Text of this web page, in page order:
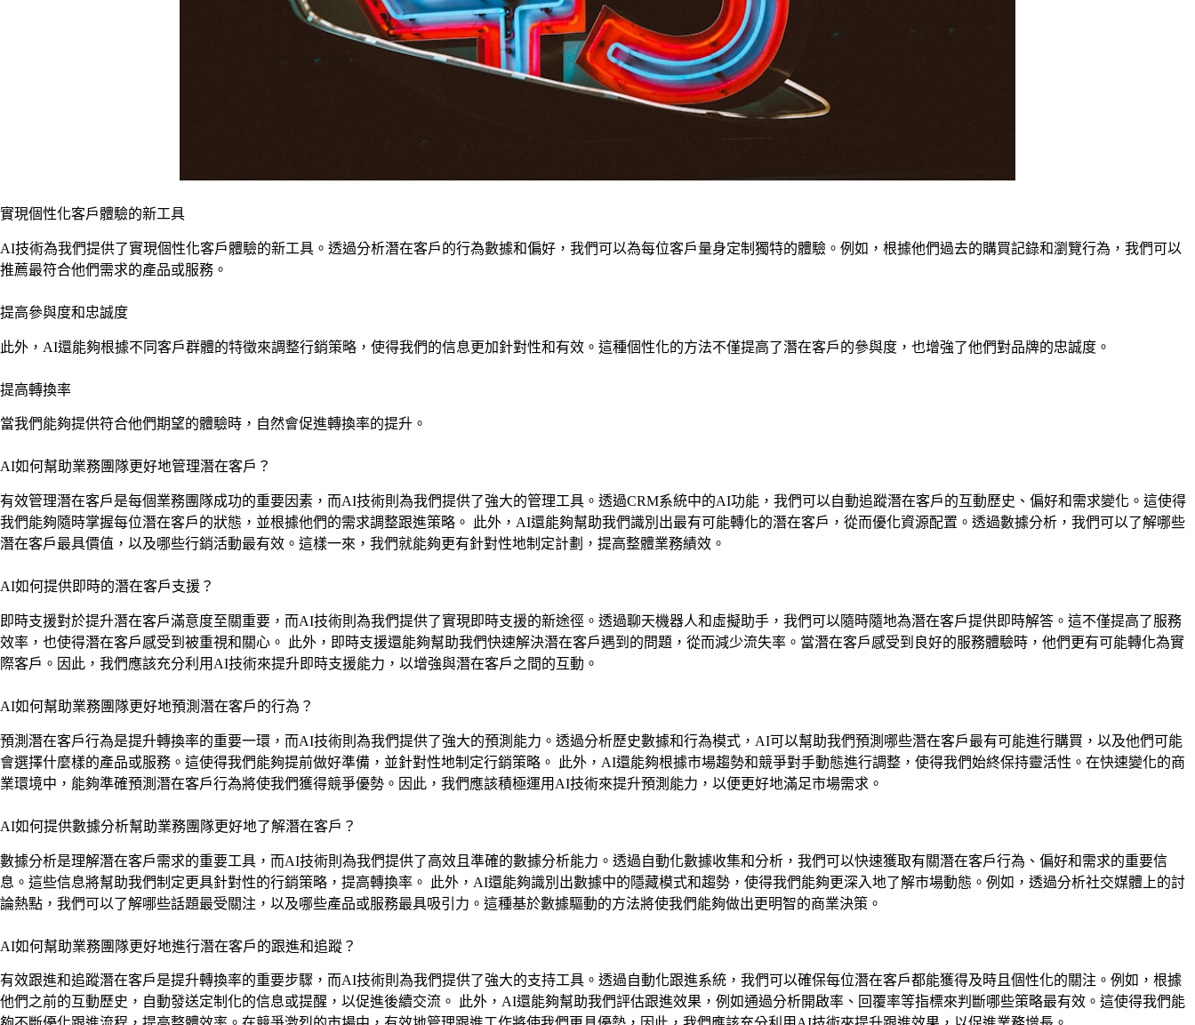
實現個性化客戶體驗的新工具
AI技術為我們提供了實現個性化客戶體驗的新工具。透過分析潛在客戶的行為數據和偏好，我們可以為每位客戶量身定制獨特的體驗。例如，根據他們過去的購買記錄和瀏覽行為，我們可以
推薦最符合他們需求的產品或服務。
提高參與度和忠誠度
此外，AI還能夠根據不同客戶群體的特徵來調整行銷策略，使得我們的信息更加針對性和有效。這種個性化的方法不僅提高了潛在客戶的參與度，也增強了他們對品牌的忠誠度。
提高轉換率
當我們能夠提供符合他們期望的體驗時，自然會促進轉換率的提升。
AI如何幫助業務團隊更好地管理潛在客戶？
有效管理潛在客戶是每個業務團隊成功的重要因素，而AI技術則為我們提供了強大的管理工具。透過CRM系統中的AI功能，我們可以自動追蹤潛在客戶的互動歷史、偏好和需求變化。這使得
我們能夠隨時掌握每位潛在客戶的狀態，並根據他們的需求調整跟進策略。 此外，AI還能夠幫助我們識別出最有可能轉化的潛在客戶，從而優化資源配置。透過數據分析，我們可以了解哪些
潛在客戶最具價值，以及哪些行銷活動最有效。這樣一來，我們就能夠更有針對性地制定計劃，提高整體業務績效。
AI如何提供即時的潛在客戶支援？
即時支援對於提升潛在客戶滿意度至關重要，而AI技術則為我們提供了實現即時支援的新途徑。透過聊天機器人和虛擬助手，我們可以隨時隨地為潛在客戶提供即時解答。這不僅提高了服務
效率，也使得潛在客戶感受到被重視和關心。 此外，即時支援還能夠幫助我們快速解決潛在客戶遇到的問題，從而減少流失率。當潛在客戶感受到良好的服務體驗時，他們更有可能轉化為實
際客戶。因此，我們應該充分利用AI技術來提升即時支援能力，以增強與潛在客戶之間的互動。
AI如何幫助業務團隊更好地預測潛在客戶的行為？
預測潛在客戶行為是提升轉換率的重要一環，而AI技術則為我們提供了強大的預測能力。透過分析歷史數據和行為模式，AI可以幫助我們預測哪些潛在客戶最有可能進行購買，以及他們可能
會選擇什麼樣的產品或服務。這使得我們能夠提前做好準備，並針對性地制定行銷策略。 此外，AI還能夠根據市場趨勢和競爭對手動態進行調整，使得我們始終保持靈活性。在快速變化的商
業環境中，能夠準確預測潛在客戶行為將使我們獲得競爭優勢。因此，我們應該積極運用AI技術來提升預測能力，以便更好地滿足市場需求。
AI如何提供數據分析幫助業務團隊更好地了解潛在客戶？
數據分析是理解潛在客戶需求的重要工具，而AI技術則為我們提供了高效且準確的數據分析能力。透過自動化數據收集和分析，我們可以快速獲取有關潛在客戶行為、偏好和需求的重要信
息。這些信息將幫助我們制定更具針對性的行銷策略，提高轉換率。 此外，AI還能夠識別出數據中的隱藏模式和趨勢，使得我們能夠更深入地了解市場動態。例如，透過分析社交媒體上的討
論熱點，我們可以了解哪些話題最受關注，以及哪些產品或服務最具吸引力。這種基於數據驅動的方法將使我們能夠做出更明智的商業決策。
AI如何幫助業務團隊更好地進行潛在客戶的跟進和追蹤？
有效跟進和追蹤潛在客戶是提升轉換率的重要步驟，而AI技術則為我們提供了強大的支持工具。透過自動化跟進系統，我們可以確保每位潛在客戶都能獲得及時且個性化的關注。例如，根據
他們之前的互動歷史，自動發送定制化的信息或提醒，以促進後續交流。 此外，AI還能夠幫助我們評估跟進效果，例如通過分析開啟率、回覆率等指標來判斷哪些策略最有效。這使得我們能